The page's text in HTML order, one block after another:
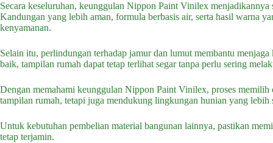
Secara keseluruhan, keunggulan Nippon Paint Vinilex
Kandungan yang lebih aman, formula berbasis air, serta hasil warna
kenyamanan.
Selain itu, perlindungan terhadap jamur dan lumut membantu
baik, tampilan rumah dapat tetap terlihat segar tanpa perlu sering
Dengan memahami keunggulan Nippon Paint Vinilex, proses
tampilan rumah, tetapi juga mendukung lingkungan hunian yang lebih
Untuk kebutuhan pembelian material bangunan lainnya, pastikan
tetap terjamin.